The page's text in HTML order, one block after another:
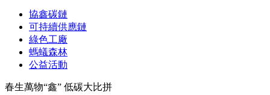
協鑫碳鏈
可持續供應鏈
綠色工廠
螞蟻森林
公益活動
春生萬物“鑫” 低碳大比拼